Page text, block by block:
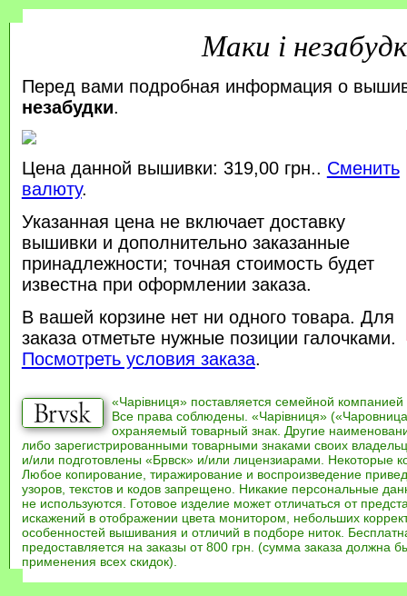
Маки і
Перед вами подробная информация о
незабудки.
Цена данной вышивки: 319,00 грн.. Сменить
валюту.
Указанная цена не включает доставку
вышивки и дополнительно заказанные
принадлежности; точная стоимость будет
известна при оформлении заказа.
В вашей корзине нет ни одного товара. Для
заказа отметьте нужные позиции галочками.
Посмотреть условия заказа.
«Чарівниця» поставляется семейной компанией
Все права соблюдены. «Чарівниця»
охраняемый товарный знак. Другие
либо зарегистрированными товарными знаками своих
и/или подготовлены «Брвск» и/или лицензиарами. Некоторые
Любое копирование, тиражирование и воспроизведение
узоров, текстов и кодов запрещено. Никакие персональные
не используются. Готовое изделие может отличаться от
искажений в отображении цвета монитором, небольших
особенностей вышивания и отличий в подборе ниток.
предоставляется на заказы от 800 грн. (сумма заказа должна
применения всех скидок).